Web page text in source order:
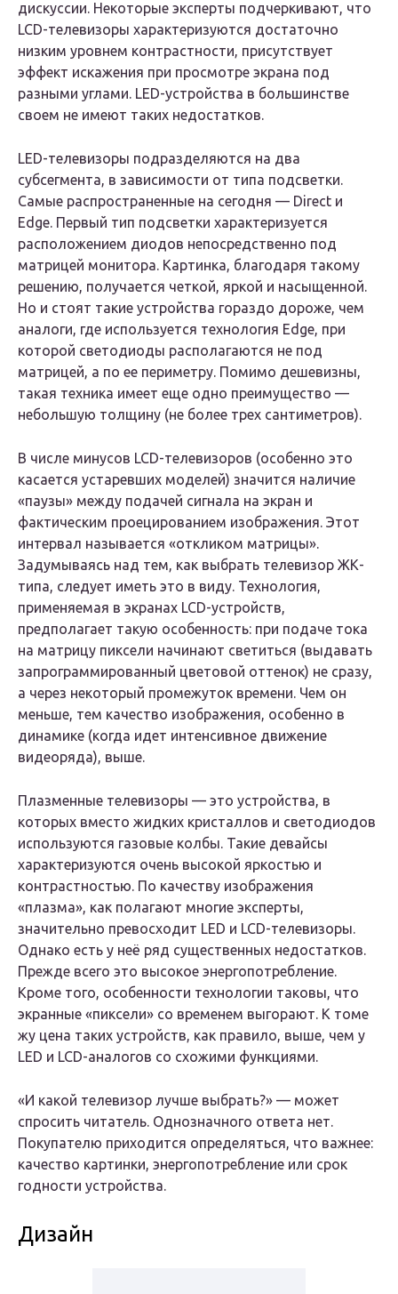
дискуссии. Некоторые эксперты подчеркивают, что
LCD-телевизоры характеризуются достаточно
низким уровнем контрастности, присутствует
эффект искажения при просмотре экрана под
разными углами. LED-устройства в большинстве
своем не имеют таких недостатков.
LED-телевизоры подразделяются на два
субсегмента, в зависимости от типа подсветки.
Самые распространенные на сегодня — Direct и
Edge. Первый тип подсветки характеризуется
расположением диодов непосредственно под
матрицей монитора. Картинка, благодаря такому
решению, получается четкой, яркой и насыщенной.
Но и стоят такие устройства гораздо дороже, чем
аналоги, где используется технология Edge, при
которой светодиоды располагаются не под
матрицей, а по ее периметру. Помимо дешевизны,
такая техника имеет еще одно преимущество —
небольшую толщину (не более трех сантиметров).
В числе минусов LCD-телевизоров (особенно это
касается устаревших моделей) значится наличие
«паузы» между подачей сигнала на экран и
фактическим проецированием изображения. Этот
интервал называется «откликом матрицы».
Задумываясь над тем, как выбрать телевизор ЖК-
типа, следует иметь это в виду. Технология,
применяемая в экранах LCD-устройств,
предполагает такую особенность: при подаче тока
на матрицу пиксели начинают светиться (выдавать
запрограммированный цветовой оттенок) не сразу,
а через некоторый промежуток времени. Чем он
меньше, тем качество изображения, особенно в
динамике (когда идет интенсивное движение
видеоряда), выше.
Плазменные телевизоры — это устройства, в
которых вместо жидких кристаллов и светодиодов
используются газовые колбы. Такие девайсы
характеризуются очень высокой яркостью и
контрастностью. По качеству изображения
«плазма», как полагают многие эксперты,
значительно превосходит LED и LCD-телевизоры.
Однако есть у неё ряд существенных недостатков.
Прежде всего это высокое энергопотребление.
Кроме того, особенности технологии таковы, что
экранные «пиксели» со временем выгорают. К томе
жу цена таких устройств, как правило, выше, чем у
LED и LCD-аналогов со схожими функциями.
«И какой телевизор лучше выбрать?» — может
спросить читатель. Однозначного ответа нет.
Покупателю приходится определяться, что важнее:
качество картинки, энергопотребление или срок
годности устройства.
Дизайн